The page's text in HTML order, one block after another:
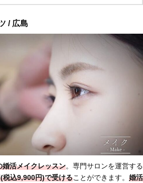
/ 広島
婚活メイクレッスン。専門サロンを運営する
税込9,900円)で受けることができます。 婚活